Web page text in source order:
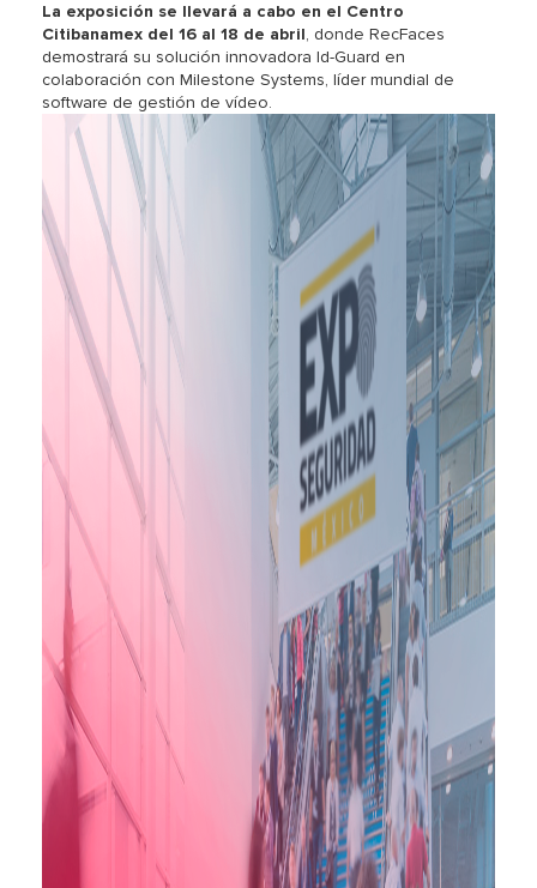
La exposición se llevará a cabo en el Centro
Citibanamex del 16 al 18 de abril, donde RecFaces
demostrará su solución innovadora Id-Guard en
colaboración con Milestone Systems, líder mundial de
software de gestión de vídeo.